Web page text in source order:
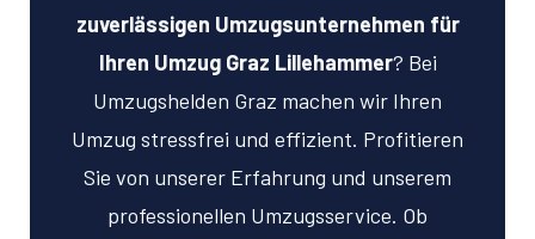
zuverlässigen Umzugsunternehmen für
Ihren Umzug Graz Lillehammer? Bei
Umzugshelden Graz machen wir Ihren
Umzug stressfrei und effizient. Profitieren
Sie von unserer Erfahrung und unserem
professionellen Umzugsservice. Ob